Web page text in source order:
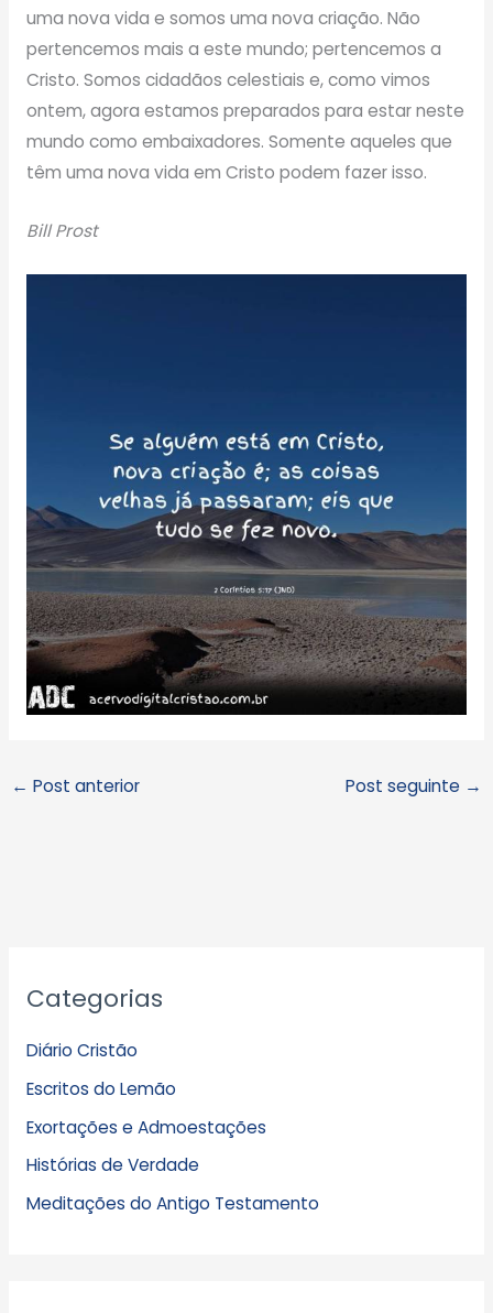
uma nova vida e somos uma nova criação. Não
pertencemos mais a este mundo; pertencemos a
Cristo. Somos cidadãos celestiais e, como vimos
ontem, agora estamos preparados para estar neste
mundo como embaixadores. Somente aqueles que
têm uma nova vida em Cristo podem fazer isso.
Bill Prost
← Post anterior Post seguinte →
Categorias
Diário Cristão
Escritos do Lemão
Exortações e Admoestações
Histórias de Verdade
Meditações do Antigo Testamento
r
i
v
o
s